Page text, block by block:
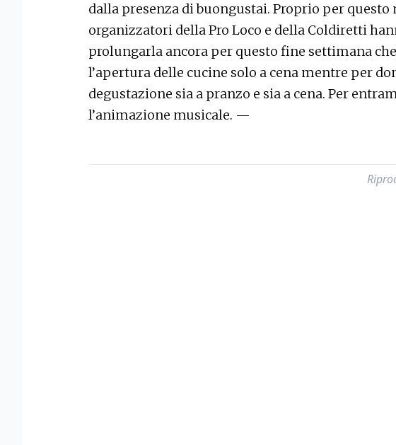
dalla presenza di buongustai. Proprio per
organizzatori della Pro Loco e della Coldiretti
prolungarla ancora per questo fine settimana
l’apertura delle cucine solo a cena mentre per
degustazione sia a pranzo e sia a cena. Per
l’animazione musicale. —